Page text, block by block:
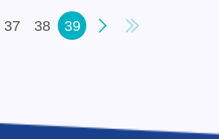
37 38 39